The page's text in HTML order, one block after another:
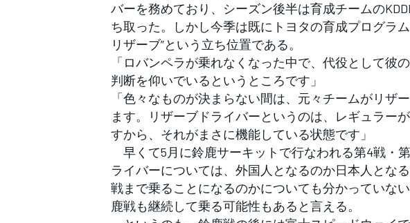
バーを務めており、シーズン後半は育成チームの
ち取った。しかし今季は既にトヨタの育成プログラ
リザーブ”という立ち位置である。
「ロバンペラが乗れなくなった中で、代役として
判断を仰いでいるというところです」
「色々なものが決まらない間は、元々チームがリザ
ます。リザーブドライバーというのは、レギュラー
すから、それがまさに機能している状態です」
早くて5月に鈴鹿サーキットで行なわれる第4戦・
ライバーについては、外国人となるのか日本人とな
戦まで乗ることになるのかについても分かっていな
鹿戦も継続して乗る可能性もあると言える。